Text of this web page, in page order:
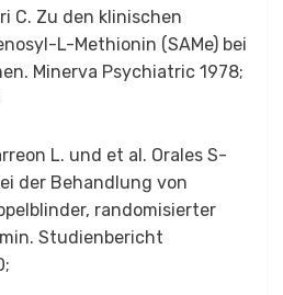
C. Zu den klinischen
L-Methionin (SAMe) bei
Minerva Psychiatric 1978;
L. und et al. Orales S-
der Behandlung von
randomisierter
Studienbericht